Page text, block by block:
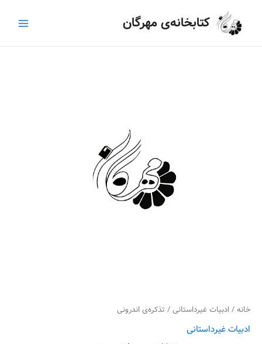
کتابخانه‌ی مهرگان
Menu
خانه/ ادبیات غیرداستانی/ تذکره‌ی اندرونی
ادبیات غیرداستانی